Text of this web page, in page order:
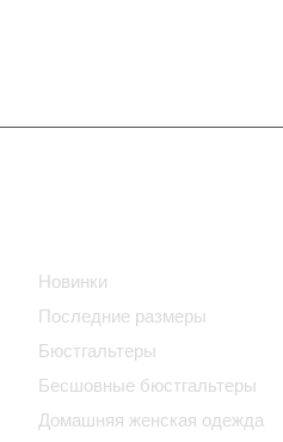
Новинки
Последние размеры
Бюстгальтеры
Бесшовные бюстгальтеры
Домашняя женская одежда